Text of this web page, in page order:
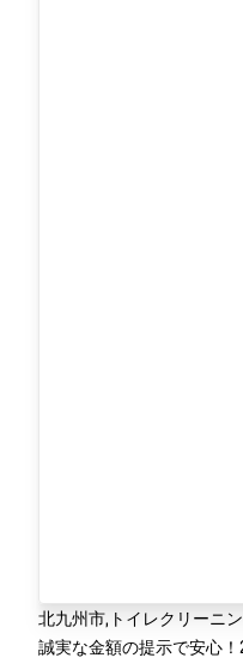
北九州市,トイレクリーニ
誠実な金額の提示で安心